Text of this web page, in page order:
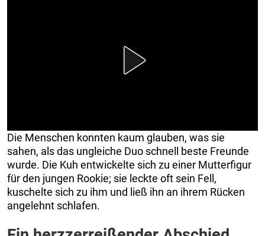
Die Menschen konnten kaum glauben, was sie
sahen, als das ungleiche Duo schnell beste Freunde
wurde. Die Kuh entwickelte sich zu einer Mutterfigur
für den jungen Rookie; sie leckte oft sein Fell,
kuschelte sich zu ihm und ließ ihn an ihrem Rücken
angelehnt schlafen.